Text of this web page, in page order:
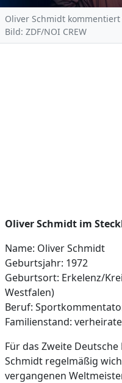
Oliver Schmidt
Bild: ZDF/NOI CREW
Oliver Schmidt im
Name: Oliver Schmidt
Geburtsjahr: 1972
Geburtsort: Erkelenz/
Westfalen)
Beruf:
Familienstand:
Für das Zweite
Schmidt regelmäßig
vergangenen